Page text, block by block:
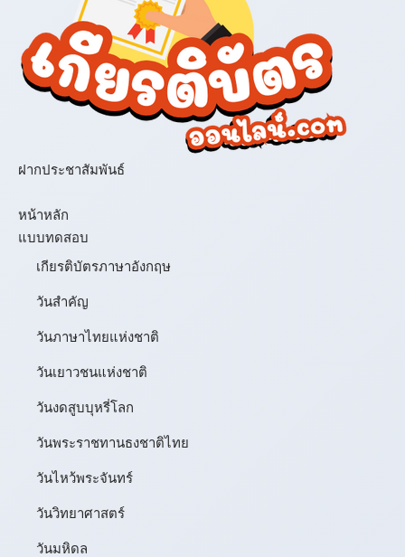
ฝากประชาสัมพันธ์
หน้าหลัก
แบบทดสอบ
เกียรติบัตรภาษาอังกฤษ
วันสำคัญ
วันภาษาไทยแห่งชาติ
วันเยาวชนแห่งชาติ
วันงดสูบบุหรี่โลก
วันพระราชทานธงชาติไทย
วันไหว้พระจันทร์​
วันวิทยาศาสตร์
วันมหิดล